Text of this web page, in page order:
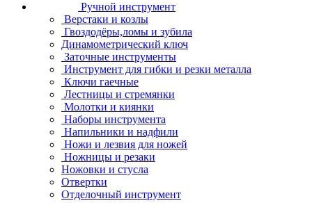
Ручной инструмент
Верстаки и козлы
Гвоздодёры,ломы и зубила
Динамометрический ключ
Заточные инструменты
Инструмент для гибки и резки металла
Ключи гаечные
Лестницы и стремянки
Молотки и киянки
Наборы инструмента
Напильники и надфили
Ножи и лезвия для ножей
Ножницы и резаки
Ножовки и стусла
Отвертки
Отделочный инструмент